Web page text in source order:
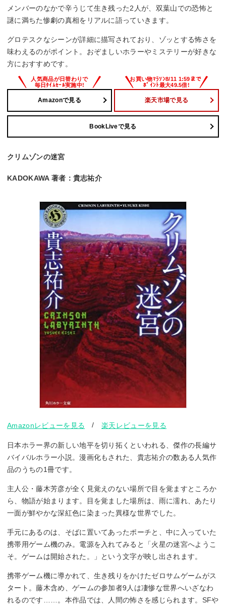
メンバーのなかで辛うじて生き残った2人が、双葉山での恐怖と
謎に満ちた惨劇の真相をリアルに語っていきます。
グロテスクなシーンが詳細に描写されており、ゾッとする怖さを
味わえるのがポイント。おぞましいホラーやミステリーが好きな
方におすすめです。
Amazonで見る 楽天市場で見る
BookLiveで見る
クリムゾンの迷宮
KADOKAWA 著者：貴志祐介
Amazonレビューを見る /楽天レビューを見る
日本ホラー界の新しい地平を切り拓くといわれる、傑作の長編サ
バイバルホラー小説。漫画化もされた、貴志祐介の数ある人気作
品のうちの1冊です。
主人公・藤木芳彦が全く見覚えのない場所で目を覚ますところか
ら、物語が始まります。目を覚ました場所は、雨に濡れ、あたり
一面が鮮やかな深紅色に染まった異様な世界でした。
手元にあるのは、そばに置いてあったポーチと、中に入っていた
携帯用ゲーム機のみ。電源を入れてみると「火星の迷宮へようこ
そ。ゲームは開始された。」という文字が映し出されます。
携帯ゲーム機に導かれて、生き残りをかけたゼロサムゲームがス
タート。藤木含め、ゲームの参加者9人は凄惨な世界へいざなわ
れるのです……。本作品では、人間の怖さを感じられます。SFや